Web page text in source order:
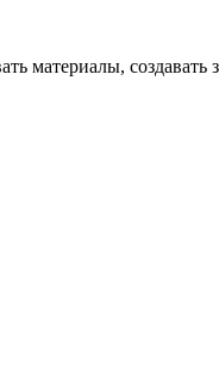
материалы,